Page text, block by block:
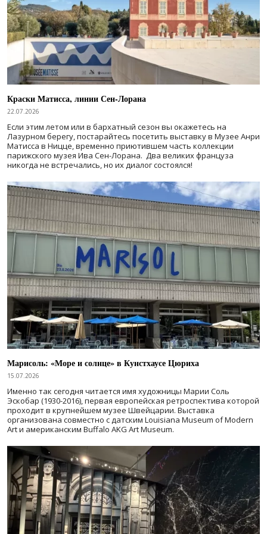
Краски Матисса, линии Сен-Лорана
22.07.2026
Если этим летом или в бархатный сезон вы окажетесь на
Лазурном берегу, постарайтесь посетить выставку в Музее Анри
Матисса в Ницце, временно приютившем часть коллекции
парижского музея Ива Сен-Лорана. Два великих француза
никогда не встречались, но их диалог состоялся!
Марисоль: «Море и солнце» в Кунстхаусе Цюриха
15.07.2026
Именно так сегодня читается имя художницы Марии Соль
Эскобар (1930-2016), первая европейская ретроспектива которой
проходит в крупнейшем музее Швейцарии. Выставка
организована совместно с датским Louisiana Museum of Modern
Art и американским Buffalo AKG Art Museum.